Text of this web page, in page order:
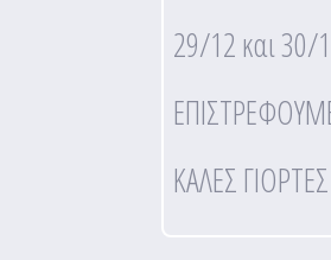
29/12 και 30/
ΕΠΙΣΤΡΕΦΟΥΜΕ
ΚΑΛΕΣ